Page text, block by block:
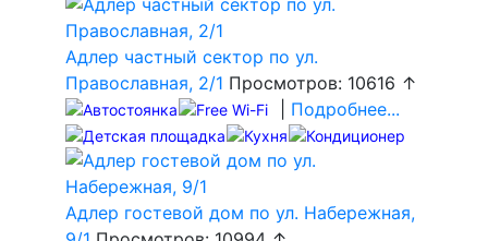
Адлер частный сектор по ул.
Православная, 2/1 Просмотров: 10616 ↑
Подробнее...
Адлер гостевой дом по ул. Набережная,